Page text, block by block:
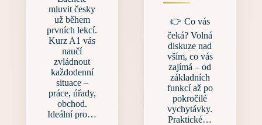
mluvit česky
už během
prvních lekcí.
Kurz A1 vás
naučí
zvládnout
každodenní
situace –
práce, úřady,
obchod.
Ideální pro…
👉 Co vás
čeká? Volná
diskuze nad
vším, co vás
zajímá – od
základních
funkcí až po
pokročilé
vychytávky.
Praktické…